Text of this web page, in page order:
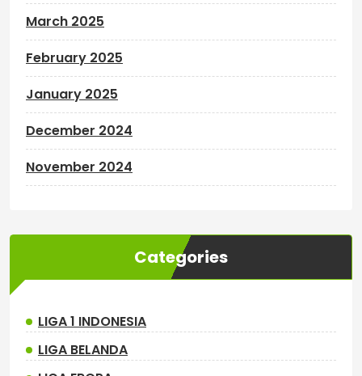
March 2025
February 2025
January 2025
December 2024
November 2024
Categories
LIGA 1 INDONESIA
LIGA BELANDA